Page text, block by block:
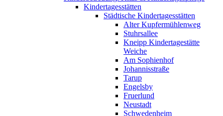
Kindertagesstätten
Städtische Kindertagesstätten
Alter Kupfermühlenweg
Stuhrsallee
Kneipp Kindertagestätte
Weiche
Am Sophienhof
Johannisstraße
Tarup
Engelsby
Fruerlund
Neustadt
Schwedenheim